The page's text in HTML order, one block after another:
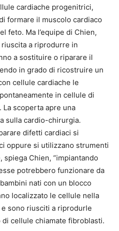
cardiache progenitrici,
formare il muscolo cardiaco
feto. Ma l’equipe di Chien,
a riprodurre in
a sostituire o riparare il
in grado di ricostruire un
cellule cardiache le
in cellule di
scoperta apre una
sulla cardio-chirurgia.
difetti cardiaci si
oppure si utilizzano strumenti
Chien, “impiantando
potrebbero funzionare da
nati con un blocco
localizzato le cellule nella
sono riusciti a riprodurle
cellule chiamate fibroblasti.